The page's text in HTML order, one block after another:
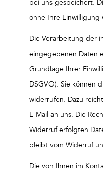
bei uns gespeichert.
ohne Ihre Einwilligung
Die Verarbeitung der
eingegebenen Daten
Grundlage Ihrer
DSGVO). Sie können
widerrufen. Dazu
E-Mail an uns. Die
Widerruf erfolgten
bleibt vom Widerruf
Die von Ihnen im